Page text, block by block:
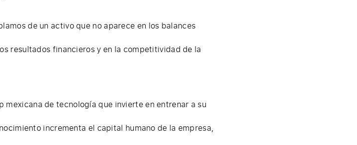
de un activo que no aparece en los balances
resultados financieros y en la competitividad de la
de tecnología que invierte en entrenar a su
incrementa el capital humano de la empresa,